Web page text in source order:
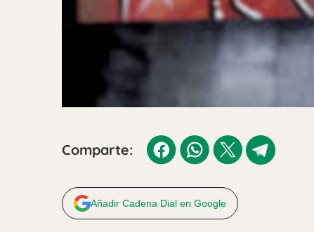
Comparte:
Añadir Cadena Dial en Google